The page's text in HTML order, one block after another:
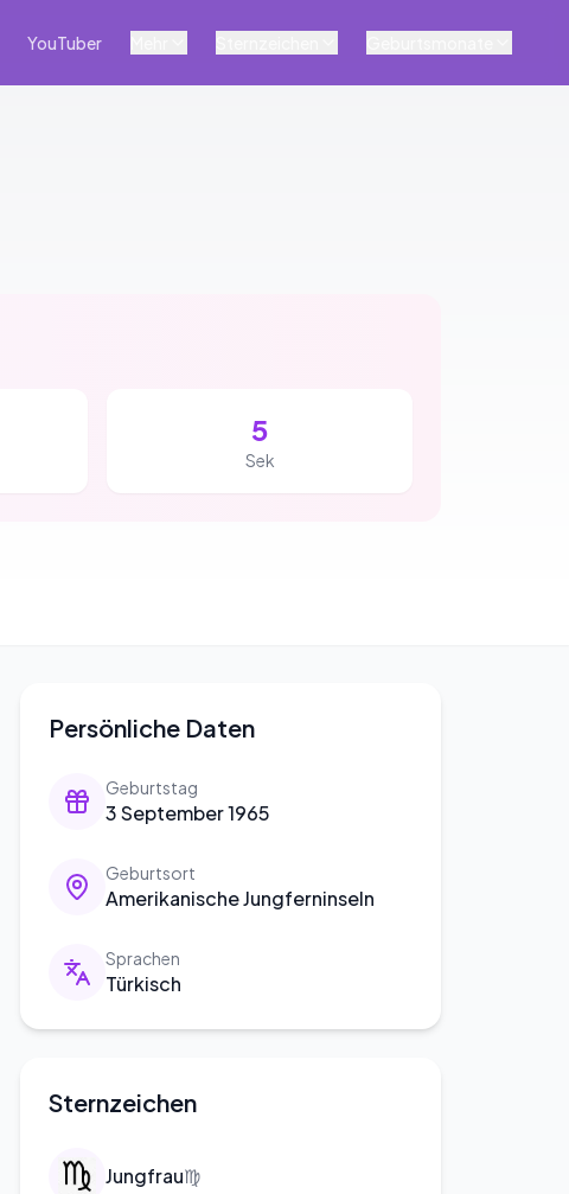
YouTuber
4
Sek
Persönliche Daten
Geburtstag
3 September 1965
Geburtsort
Amerikanische Jungferninseln
Sprachen
Türkisch
Sternzeichen
Jungfrau♍